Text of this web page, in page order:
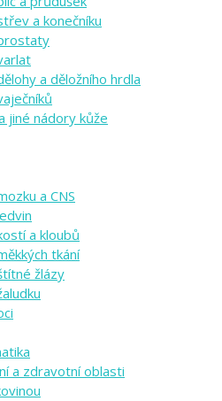
a konečníku
a děložního hrdla
jiné nádory kůže
a CNS
a kloubů
tkání
žlázy
a zdravotní oblasti